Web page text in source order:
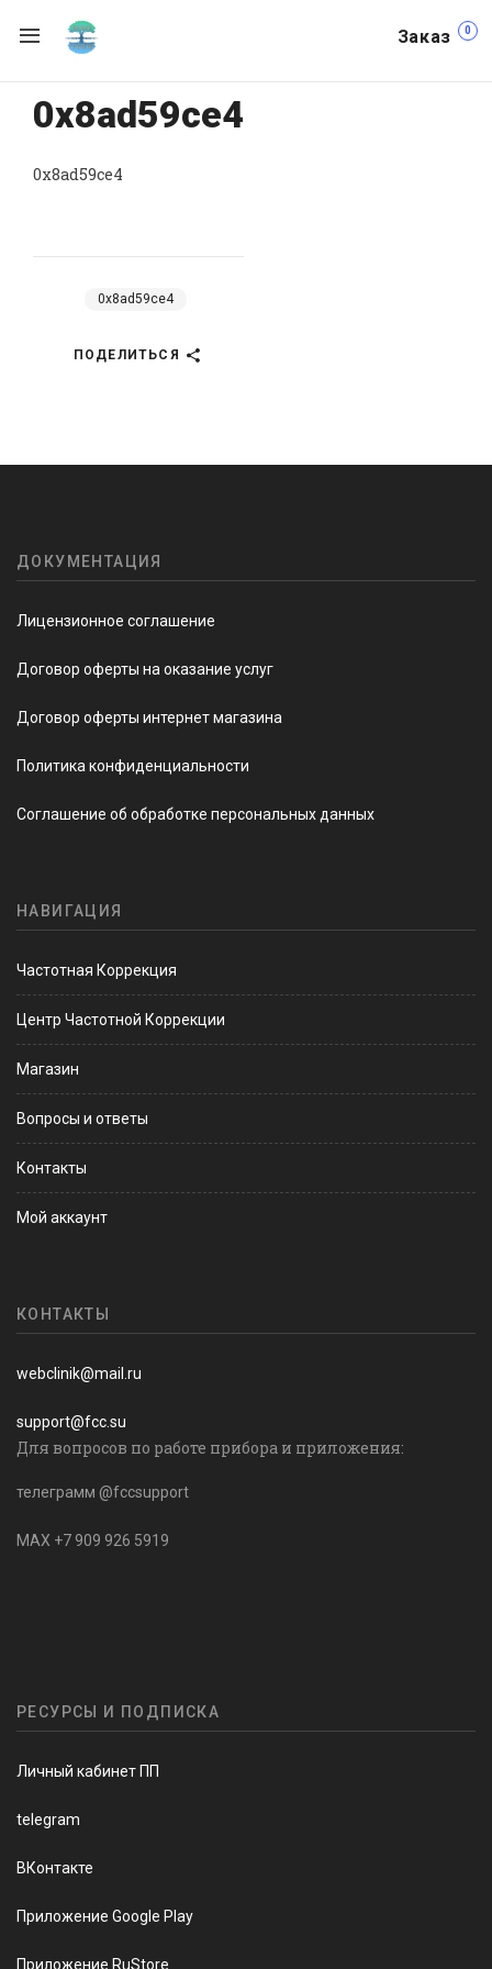
Заказ 0
0x8ad59ce4
0x8ad59ce4
0x8ad59ce4
ПОДЕЛИТЬСЯ
ДОКУМЕНТАЦИЯ
Лицензионное соглашение
Договор оферты на оказание услуг
Договор оферты интернет магазина
Политика конфиденциальности
Соглашение об обработке персональных данных
НАВИГАЦИЯ
Частотная Коррекция
Центр Частотной Коррекции
Магазин
Вопросы и ответы
Контакты
Мой аккаунт
КОНТАКТЫ
webclinik@mail.ru
support@fcc.su
Для вопросов по работе прибора и приложения:
телеграмм @fccsupport
MAX +7 909 926 5919
РЕСУРСЫ И ПОДПИСКА
Личный кабинет ПП
telegram
ВКонтакте
Приложение Google Play
Приложение RuStore